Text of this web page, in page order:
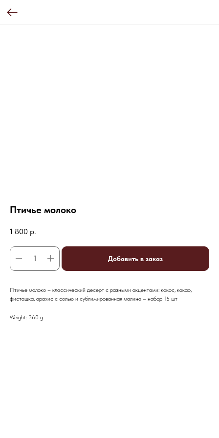
Птичье молоко
1 800 р.
Добавить в заказ
Птичье молоко – классический десерт с разными акцентами: кокос, какао,
фисташка, арахис с солью и сублимированная малина – набор 15 шт
Weight: 360 g